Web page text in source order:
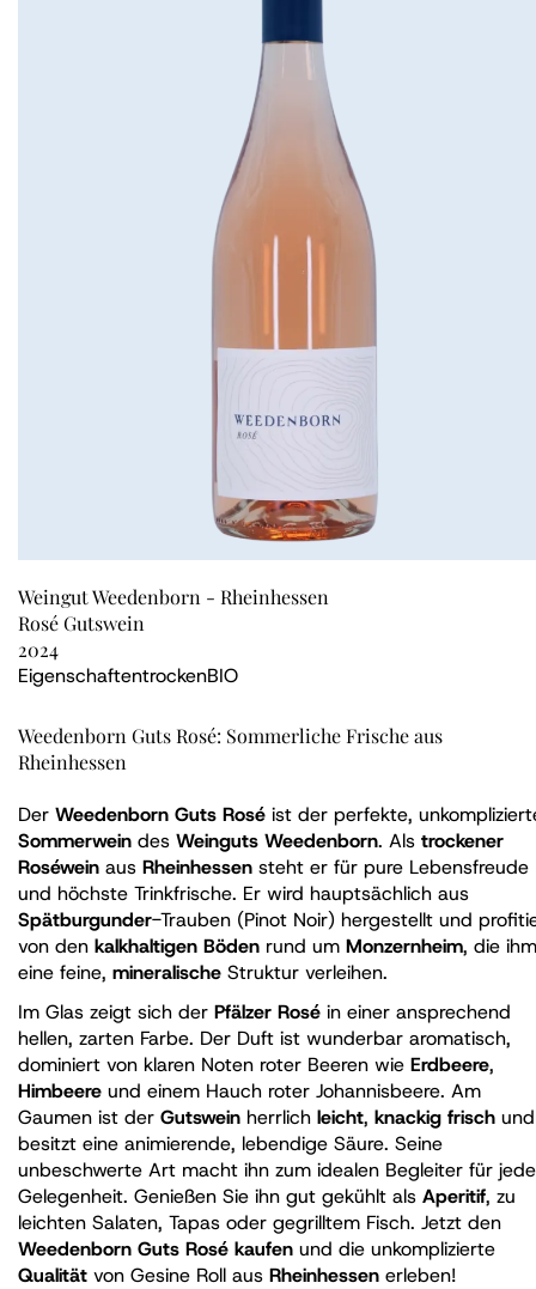
Weingut Weedenborn - Rheinhessen
Rosé Gutswein
2024
EigenschaftentrockenBIO
Weedenborn Guts Rosé: Sommerliche Frische aus
Rheinhessen
Der Weedenborn Guts Rosé ist der perfekte,
Sommerwein des Weinguts Weedenborn. Als trockener
Roséwein aus Rheinhessen steht er für pure Lebensfreude
und höchste Trinkfrische. Er wird hauptsächlich aus
Spätburgunder-Trauben (Pinot Noir) hergestellt und
von den kalkhaltigen Böden rund um Monzernheim, die ihm
eine feine, mineralische Struktur verleihen.
Im Glas zeigt sich der Pfälzer Rosé in einer ansprechend
hellen, zarten Farbe. Der Duft ist wunderbar aromatisch,
dominiert von klaren Noten roter Beeren wie Erdbeere,
Himbeere und einem Hauch roter Johannisbeere. Am
Gaumen ist der Gutswein herrlich leicht, knackig frisch und
besitzt eine animierende, lebendige Säure. Seine
unbeschwerte Art macht ihn zum idealen Begleiter für jede
Gelegenheit. Genießen Sie ihn gut gekühlt als Aperitif, zu
leichten Salaten, Tapas oder gegrilltem Fisch. Jetzt den
Weedenborn Guts Rosé kaufen und die unkomplizierte
Qualität von Gesine Roll aus Rheinhessen erleben!